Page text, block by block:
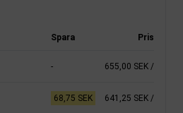
Spara Pris
- 655,00 SEK /
68,75 SEK 641,25 SEK /